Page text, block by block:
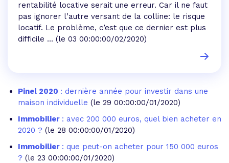
rentabilité locative serait une erreur. Car il ne faut
pas ignorer l’autre versant de la colline: le risque
locatif. Le problème, c’est que ce dernier est plus
difficile ... (le 03 00:00:00/02/2020)
Pinel 2020 : dernière année pour investir dans une
maison individuelle (le 29 00:00:00/01/2020)
Immobilier : avec 200 000 euros, quel bien acheter en
2020 ? (le 28 00:00:00/01/2020)
Immobilier : que peut-on acheter pour 150 000 euros
? (le 23 00:00:00/01/2020)